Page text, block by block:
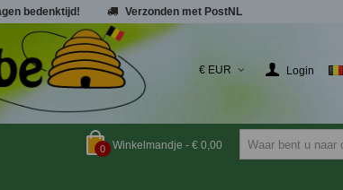
bedenktijd! Verzonden met PostNL
€ EUR Login
0 Winkelmandje - € 0,00